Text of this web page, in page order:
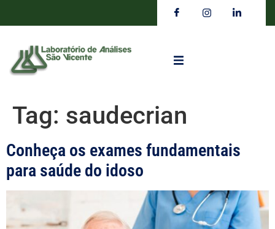
Tag: saudecrian
Conheça os exames fundamentais
para saúde do idoso